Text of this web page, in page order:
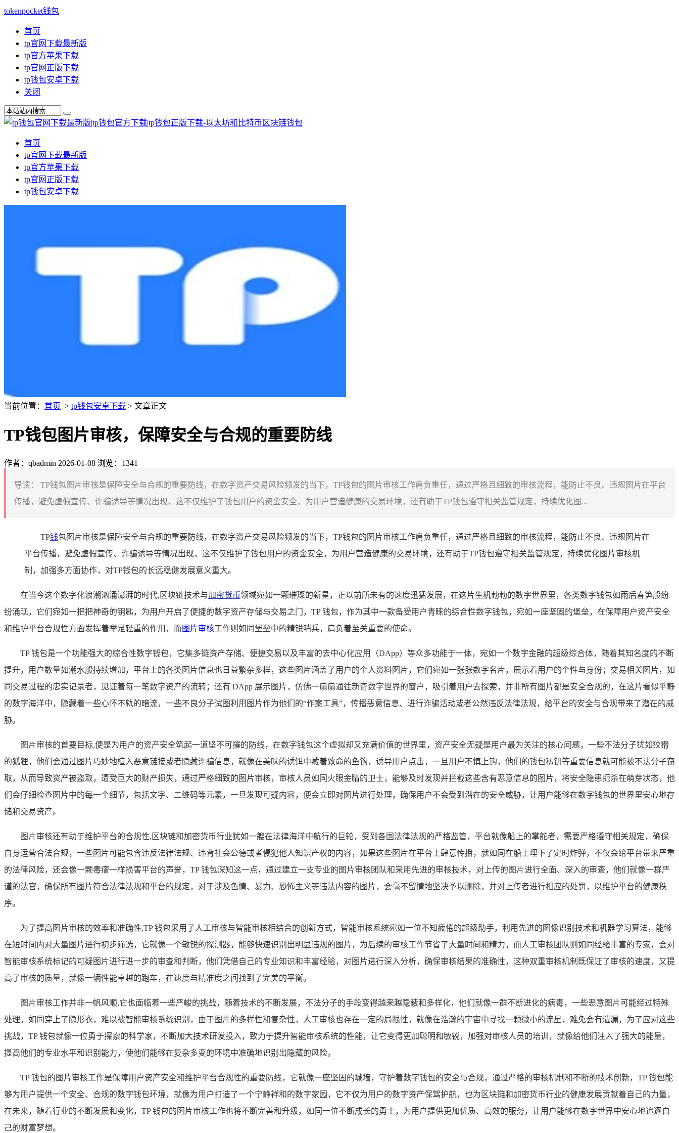
tokenpocket钱包
首页
tp官网下载最新版
tp官方苹果下载
tp官网正版下载
tp钱包安卓下载
关闭
首页
tp官网下载最新版
tp官方苹果下载
tp官网正版下载
tp钱包安卓下载
当前位置： 首页 > tp钱包安卓下载 > 文章正文
TP钱包图片审核，保障安全与合规的重要防线
作者：qbadmin 2026-01-08 浏览：1341
导读：
TP钱包图片审核是保障安全与合规的重要防线，在数字资产交易风险频发的当下，TP钱包的图片审核工作肩负重任，通过严格且细致的审核流程，能防止不良、违规图片在平台
传播，避免虚假宣传、诈骗诱导等情况出现，这不仅维护了钱包用户的资金安全，为用户营造健康的交易环境，还有助于TP钱包遵守相关监管规定，持续优化图...
TP钱包图片审核是保障安全与合规的重要防线，在数字资产交易风险频发的当下，TP钱包的图片审核工作肩负重任，通过严格且细致的审核流程，能防止不良、违规图片在
平台传播，避免虚假宣传、诈骗诱导等情况出现，这不仅维护了钱包用户的资金安全，为用户营造健康的交易环境，还有助于TP钱包遵守相关监管规定，持续优化图片审核机
制，加强多方面协作，对TP钱包的长远稳健发展意义重大。
在当今这个数字化浪潮汹涌澎湃的时代,区块链技术与加密货币领域宛如一颗璀璨的新星，正以前所未有的速度迅猛发展，在这片生机勃勃的数字世界里，各类数字钱包如雨后春笋般纷
纷涌现，它们宛如一把把神奇的钥匙，为用户开启了便捷的数字资产存储与交易之门，TP 钱包，作为其中一款备受用户青睐的综合性数字钱包，宛如一座坚固的堡垒，在保障用户资产安全
和维护平台合规性方面发挥着举足轻重的作用，而 图片审核工作则如同堡垒中的精锐哨兵，肩负着至关重要的使命。
TP 钱包是一个功能强大的综合性数字钱包，它集多链资产存储、便捷交易以及丰富的去中心化应用（DApp）等众多功能于一体，宛如一个数字金融的超级综合体，随着其知名度的不断
提升，用户数量如潮水般持续增加，平台上的各类图片信息也日益繁杂多样，这些图片涵盖了用户的个人资料图片，它们宛如一张张数字名片，展示着用户的个性与身份；交易相关图片，如
同交易过程的忠实记录者，见证着每一笔数字资产的流转；还有 DApp 展示图片，仿佛一扇扇通往新奇数字世界的窗户，吸引着用户去探索，并非所有图片都是安全合规的，在这片看似平静
的数字海洋中，隐藏着一些心怀不轨的暗流，一些不良分子试图利用图片作为他们的“作案工具”，传播恶意信息、进行诈骗活动或者公然违反法律法规，给平台的安全与合规带来了潜在的威
胁。
图片审核的首要目标,便是为用户的资产安全筑起一道坚不可摧的防线，在数字钱包这个虚拟却又充满价值的世界里，资产安全无疑是用户最为关注的核心问题，一些不法分子犹如狡猾
的狐狸，他们会通过图片巧妙地植入恶意链接或者隐藏诈骗信息，就像在美味的诱饵中藏着致命的鱼钩，诱导用户点击，一旦用户不慎上钩，他们的钱包私钥等重要信息就可能被不法分子窃
取，从而导致资产被盗取，遭受巨大的财产损失，通过严格细致的图片审核，审核人员如同火眼金睛的卫士，能够及时发现并拦截这些含有恶意信息的图片，将安全隐患扼杀在萌芽状态，他
们会仔细检查图片中的每一个细节，包括文字、二维码等元素，一旦发现可疑内容，便会立即对图片进行处理，确保用户不会受到潜在的安全威胁，让用户能够在数字钱包的世界里安心地存
储和交易资产。
图片审核还有助于维护平台的合规性,区块链和加密货币行业犹如一艘在法律海洋中航行的巨轮，受到各国法律法规的严格监管，平台就像船上的掌舵者，需要严格遵守相关规定，确保
自身运营合法合规，一些图片可能包含违反法律法规、违背社会公德或者侵犯他人知识产权的内容，如果这些图片在平台上肆意传播，就如同在船上埋下了定时炸弹，不仅会给平台带来严重
的法律风险，还会像一颗毒瘤一样损害平台的声誉，TP 钱包深知这一点，通过建立一支专业的图片审核团队和采用先进的审核技术，对上传的图片进行全面、深入的审查，他们就像一群严
谨的法官，确保所有图片符合法律法规和平台的规定，对于涉及色情、暴力、恐怖主义等违法内容的图片，会毫不留情地坚决予以删除，并对上传者进行相应的处罚，以维护平台的健康秩
序。
为了提高图片审核的效率和准确性,TP 钱包采用了人工审核与智能审核相结合的创新方式，智能审核系统宛如一位不知疲倦的超级助手，利用先进的图像识别技术和机器学习算法，能够
在短时间内对大量图片进行初步筛选，它就像一个敏锐的探测器，能够快速识别出明显违规的图片，为后续的审核工作节省了大量时间和精力，而人工审核团队则如同经验丰富的专家，会对
智能审核系统标记的可疑图片进行进一步的审查和判断，他们凭借自己的专业知识和丰富经验，对图片进行深入分析，确保审核结果的准确性，这种双重审核机制既保证了审核的速度，又提
高了审核的质量，就像一辆性能卓越的跑车，在速度与精准度之间找到了完美的平衡。
图片审核工作并非一帆风顺,它也面临着一些严峻的挑战，随着技术的不断发展，不法分子的手段变得越来越隐蔽和多样化，他们就像一群不断进化的病毒，一些恶意图片可能经过特殊
处理，如同穿上了隐形衣，难以被智能审核系统识别，由于图片的多样性和复杂性，人工审核也存在一定的局限性，就像在浩瀚的宇宙中寻找一颗微小的流星，难免会有遗漏，为了应对这些
挑战，TP 钱包就像一位勇于探索的科学家，不断加大技术研发投入，致力于提升智能审核系统的性能，让它变得更加聪明和敏锐，加强对审核人员的培训，就像给他们注入了强大的能量，
提高他们的专业水平和识别能力，使他们能够在复杂多变的环境中准确地识别出隐藏的风险。
TP 钱包的图片审核工作是保障用户资产安全和维护平台合规性的重要防线，它就像一座坚固的城墙，守护着数字钱包的安全与合规，通过严格的审核机制和不断的技术创新，TP 钱包能
够为用户提供一个安全、合规的数字钱包环境，就像为用户打造了一个宁静祥和的数字家园，它不仅为用户的数字资产保驾护航，也为区块链和加密货币行业的健康发展贡献着自己的力量，
在未来，随着行业的不断发展和变化，TP 钱包的图片审核工作也将不断完善和升级，如同一位不断成长的勇士，为用户提供更加优质、高效的服务，让用户能够在数字世界中安心地追逐自
己的财富梦想。